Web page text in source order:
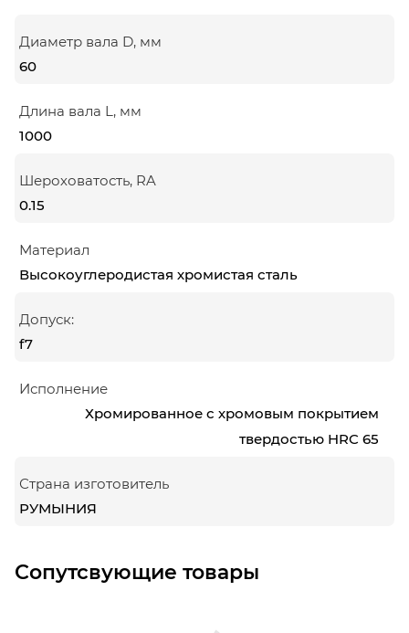
Диаметр вала D, мм
60
Длина вала L, мм
1000
Шероховатость, RA
0.15
Материал
Высокоуглеродистая хромистая сталь
Допуск:
f7
Исполнение
Хромированное с хромовым покрытием
твердостью HRC 65
Страна изготовитель
РУМЫНИЯ
Сопутсвующие товары